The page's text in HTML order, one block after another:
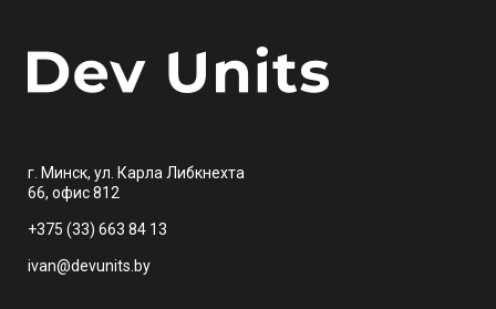
г. Минск, ул. Карла Либкнехта
66, офис 812
+375 (33) 663 84 13
ivan@devunits.by